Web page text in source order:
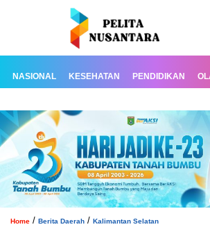
NASIONAL KESEHATAN PENDIDIKAN
Home / Berita Daerah / Kalimantan Selatan